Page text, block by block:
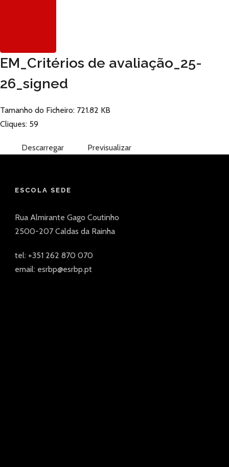
EM_Critérios de avaliação_25-
26_signed
Tamanho do Ficheiro: 721.82 KB
Cliques: 59
Descarregar Previsualizar
ESCOLA SEDE
Rua Almirante Gago Coutinho
2500-207 Caldas da Rainha
tel: +351 262 870 070
email: esrbp@esrbp.pt